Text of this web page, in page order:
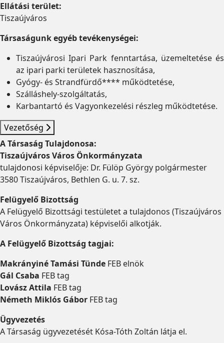
Ellátási terület:
Tiszaújváros
Társaságunk egyéb tevékenységei:
Tiszaújvárosi Ipari Park fenntartása, üzemeltetése és
az ipari parki területek hasznosítása,
Gyógy- és Strandfürdő**** működtetése,
Szálláshely-szolgáltatás,
Karbantartó és Vagyonkezelési részleg működtetése.
Vezetőség
A Társaság Tulajdonosa:
Tiszaújváros Város Önkormányzata
tulajdonosi képviselője: Dr. Fülöp György polgármester
3580 Tiszaújváros, Bethlen G. u. 7. sz.
Felügyelő Bizottság
A Felügyelő Bizottsági testületet a tulajdonos (Tiszaújváros
Város Önkormányzata) képviselői alkotják.
A Felügyelő Bizottság tagjai:
Makrányiné Tamási Tünde FEB elnök
Gál Csaba FEB tag
Lovász Attila FEB tag
Németh Miklós Gábor FEB tag
Ügyvezetés
A Társaság ügyvezetését Kósa-Tóth Zoltán látja el.